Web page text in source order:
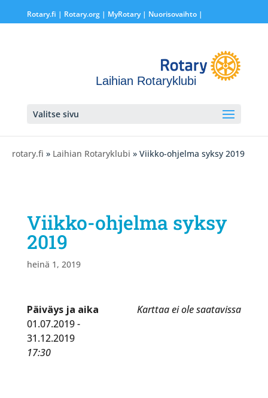
Rotary.fi | Rotary.org| MyRotary | Nuorisovaihto|
Laihian Rotaryklubi
Valitse sivu
rotary.fi » Laihian Rotaryklubi » Viikko-ohjelma syksy 2019
Viikko-ohjelma syksy
2019
heinä 1, 2019
Karttaa ei ole saatavissa
Päiväys ja aika
01.07.2019 -
31.12.2019
17:30